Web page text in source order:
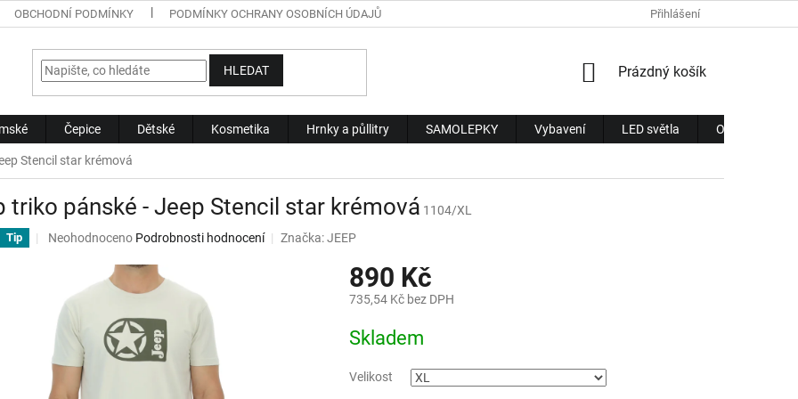
OBCHODNÍ PODMÍNKY PODMÍNKY OCHRANY OSOBNÍCH ÚDAJŮ Přihlášení
HLEDAT
NÁKUPNÍ
Prázdný košík
Čepice Dětské Kosmetika Hrnky a půllitry SAMOLEPKY Vybavení LED světla Obchodní
Stencil star krémová
triko pánské - Jeep Stencil star krémová 1104/XL
Tip
Průměrné
0,0
hvězdiček.
Neohodnoceno Podrobnosti hodnocení Značka:JEEP
890 Kč
735,54 Kč bez DPH
cena:
Skladem
Velikost